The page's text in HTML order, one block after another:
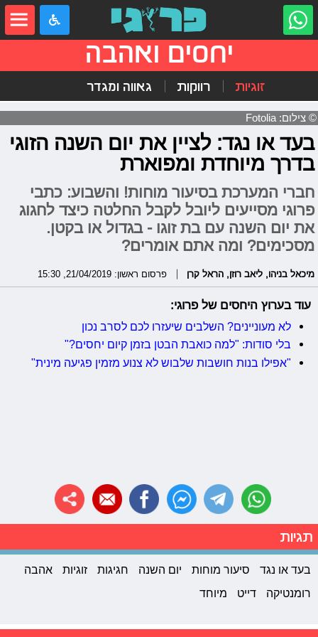
יחסים ואהבה
זוגיות רווקות גאווה ומגדר
© צילום: Fotolia
בעד או נגד: לציין את יום השנה הזוגי
בדרך מיוחדת ומפוארת
חברי המערכת בסיעור מוחות! והשבוע: כתבי
פרוגי מסייעים ליובל לקבל החלטה כיצד לחגוג
את יום השנה עם בת זוגו - בגדול או בקטן.
מסכימים? ומה אתם אומרים?
מיכאל בניהו, ליאב רוזן, הראל קרן פרסום ראשון: 21/04/2019, 15:30
עוד בערוץ היחסים של פרוגי:
לא מעוניינים? השלבים שיעזרו לכם לסרב נכון
בלי סודות: "למה כואבת הבטן בזמן קיום יחסים?"
"אפילו בנות חושבות שלבוש לא צנוע מזמין פגיעה מינית"
תגיות
בעד או נגד סיעור מוחות יום השנה חגיגות זוגיות
אהבה
רומנטיקה
דייט מיוחד